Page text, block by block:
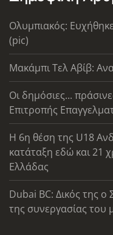
Ολυμπιακός:
(pic)
Μακάμπι Τελ Αβίβ:
Οι δημόσιες...
Επιτροπής
Η 6η θέση της U18
κατάταξη εδώ και 21
Ελλάδας
Dubai BC: Δικός της
της συνεργασίας